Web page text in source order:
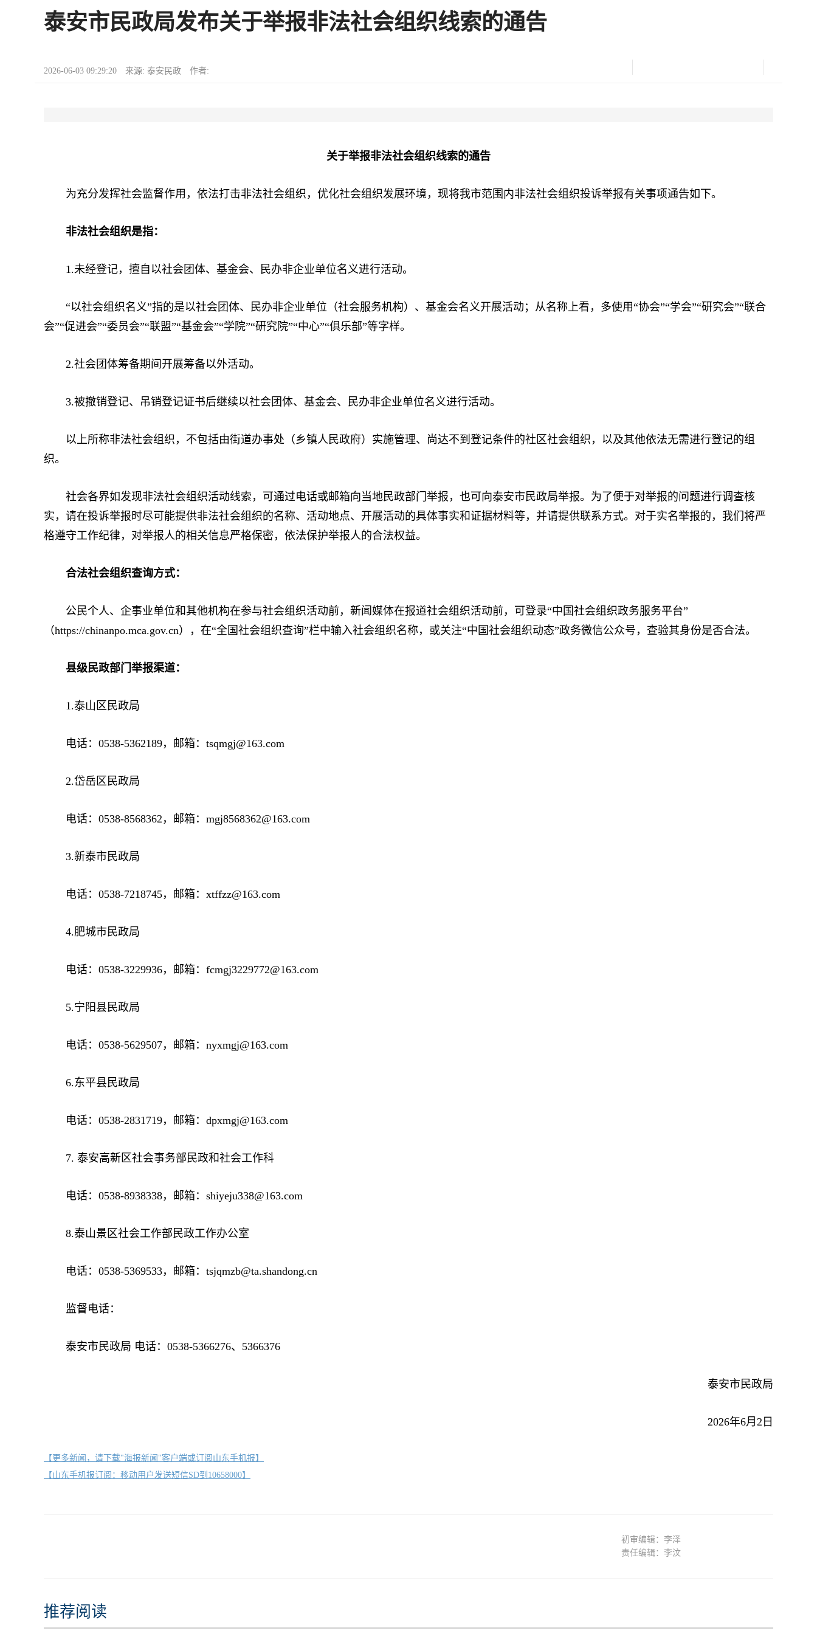
泰安市民政局发布关于举报非法社会组织线索的通告
2026-06-03 09:29:20 来源: 泰安民政 作者:
关于举报非法社会组织线索的通告
为充分发挥社会监督作用，依法打击非法社会组织，优化社会组织发展环境，现将我市范围内非法社会组织投诉举报有关事项通告如下。
非法社会组织是指：
1.未经登记，擅自以社会团体、基金会、民办非企业单位名义进行活动。
“以社会组织名义”指的是以社会团体、民办非企业单位（社会服务机构）、基金会名义开展活动；从名称上看，多使用“协会”“学会”“研究会”“联合
会”“促进会”“委员会”“联盟”“基金会”“学院”“研究院”“中心”“俱乐部”等字样。
2.社会团体筹备期间开展筹备以外活动。
3.被撤销登记、吊销登记证书后继续以社会团体、基金会、民办非企业单位名义进行活动。
以上所称非法社会组织，不包括由街道办事处（乡镇人民政府）实施管理、尚达不到登记条件的社区社会组织，以及其他依法无需进行登记的组
织。
社会各界如发现非法社会组织活动线索，可通过电话或邮箱向当地民政部门举报，也可向泰安市民政局举报。为了便于对举报的问题进行调查核
实，请在投诉举报时尽可能提供非法社会组织的名称、活动地点、开展活动的具体事实和证据材料等，并请提供联系方式。对于实名举报的，我们将严
格遵守工作纪律，对举报人的相关信息严格保密，依法保护举报人的合法权益。
合法社会组织查询方式：
公民个人、企事业单位和其他机构在参与社会组织活动前，新闻媒体在报道社会组织活动前，可登录“中国社会组织政务服务平台”
（https://chinanpo.mca.gov.cn），在“全国社会组织查询”栏中输入社会组织名称，或关注“中国社会组织动态”政务微信公众号，查验其身份是否合法。
县级民政部门举报渠道：
1.泰山区民政局
电话：0538-5362189，邮箱：tsqmgj@163.com
2.岱岳区民政局
电话：0538-8568362，邮箱：mgj8568362@163.com
3.新泰市民政局
电话：0538-7218745，邮箱：xtffzz@163.com
4.肥城市民政局
电话：0538-3229936，邮箱：fcmgj3229772@163.com
5.宁阳县民政局
电话：0538-5629507，邮箱：nyxmgj@163.com
6.东平县民政局
电话：0538-2831719，邮箱：dpxmgj@163.com
7. 泰安高新区社会事务部民政和社会工作科
电话：0538-8938338，邮箱：shiyeju338@163.com
8.泰山景区社会工作部民政工作办公室
电话：0538-5369533，邮箱：tsjqmzb@ta.shandong.cn
监督电话：
泰安市民政局 电话：0538-5366276、5366376
泰安市民政局
2026年6月2日
【更多新闻，请下载"海报新闻"客户端或订阅山东手机报】
【山东手机报订阅：移动用户发送短信SD到10658000】
初审编辑：李泽
责任编辑：李汶
推荐阅读